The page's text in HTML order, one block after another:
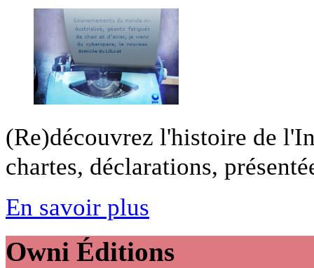
(Re)découvrez l'histoire de
chartes, déclarations,
En savoir plus
Owni Éditions